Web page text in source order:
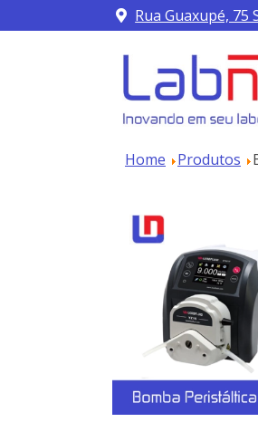
Rua Guaxupé, 75
Home Produtos